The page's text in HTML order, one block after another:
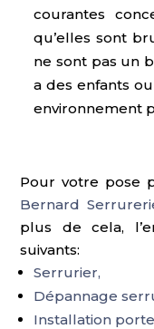
courantes
qu’elles sont
ne sont pas un
a des enfants
environnement
Pour votre pose
Bernard
plus de cela,
suivants:
Serrurier,
Dépannage
Installation